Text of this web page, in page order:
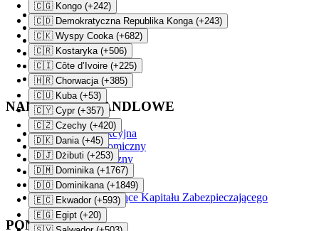
🇨🇬 Kongo (+242)
🇨🇩 Demokratyczna Republika Konga (+243)
🇨🇰 Wyspy Cooka (+682)
🇨🇷 Kostaryka (+506)
🇨🇮 Côte d’Ivoire (+225)
🇭🇷 Chorwacja (+385)
🇨🇺 Kuba (+53)
🇨🇾 Cypr (+357)
🇨🇿 Czechy (+420)
🇩🇰 Dania (+45)
🇩🇯 Dżibuti (+253)
🇩🇲 Dominika (+1767)
🇩🇴 Dominikana (+1849)
🇪🇨 Ekwador (+593)
🇪🇬 Egipt (+20)
Waluty CFD
Metale CFD
Indeksy CFD
Akcje CFD
Indeksy CFD
Kryptowaluty CFD
NARZĘDZIA HANDLOWE
Platforma transakcyjna
Kalendarz Ekonomiczny
Kalendarz świąteczny
Godziny Handlowe
Daty wygaśnięcia CFD
Wymagania Dotyczące Kapitału Zabezpieczającego
POMOC